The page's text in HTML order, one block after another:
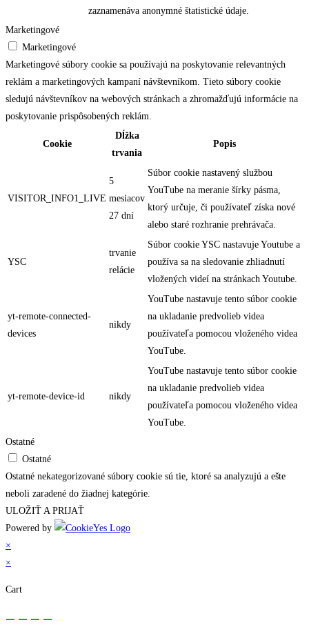
zaznamenáva anonymné štatistické údaje.
Marketingové
Marketingové
Marketingové súbory cookie sa používajú na poskytovanie relevantných
reklám a marketingových kampaní návštevníkom. Tieto súbory cookie
sledujú návštevníkov na webových stránkach a zhromažďujú informácie na
poskytovanie prispôsobených reklám.
Cookie
Dĺžka
trvania
Popis
VISITOR_INFO1_LIVE
5
mesiacov
27 dní
Súbor cookie nastavený službou
YouTube na meranie šírky pásma,
ktorý určuje, či používateľ získa nové
alebo staré rozhranie prehrávača.
YSC
trvanie
relácie
Súbor cookie YSC nastavuje Youtube a
používa sa na sledovanie zhliadnutí
vložených videí na stránkach Youtube.
yt-remote-connected-
devices
nikdy
YouTube nastavuje tento súbor cookie
na ukladanie predvolieb videa
používateľa pomocou vloženého videa
YouTube.
yt-remote-device-id nikdy
YouTube nastavuje tento súbor cookie
na ukladanie predvolieb videa
používateľa pomocou vloženého videa
YouTube.
Ostatné
Ostatné
Ostatné nekategorizované súbory cookie sú tie, ktoré sa analyzujú a ešte
neboli zaradené do žiadnej kategórie.
ULOŽIŤ A PRIJAŤ
Powered by
×
×
Cart